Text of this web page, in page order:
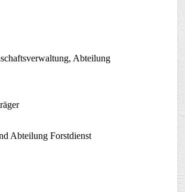
Abteilung
Abteilung Forstdienst